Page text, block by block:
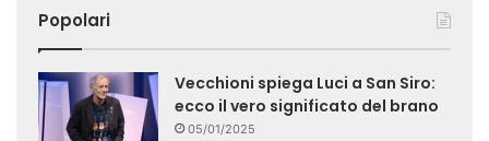
Popolari
Vecchioni spiega Luci a San Siro:
ecco il vero significato del brano
05/01/2025